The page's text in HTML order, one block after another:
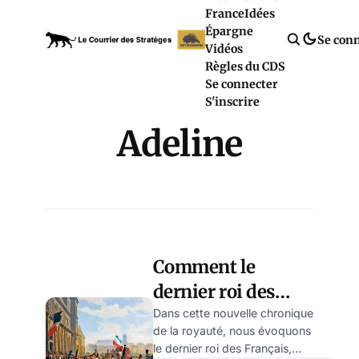
FranceIdées
Épargne
Vidéos
Règles du CDS
Se connecter
S'inscrire
Se
Adeline
Comment le
dernier roi des
Français a façonné
la France
Dans cette nouvelle chronique
de la royauté, nous évoquons
le dernier roi des Français,